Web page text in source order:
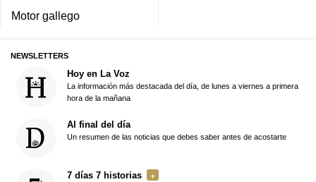
Motor gallego
NEWSLETTERS
Hoy en La Voz
La información más destacada del día, de lunes a viernes a primera
hora de la mañana
Al final del día
Un resumen de las noticias que debes saber antes de acostarte
7 días 7 historias